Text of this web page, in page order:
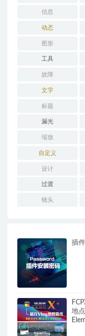
信息
动态
图形
工具
故障
文字
标题
漏光
缩放
自定义
设计
过渡
镜头
插
地